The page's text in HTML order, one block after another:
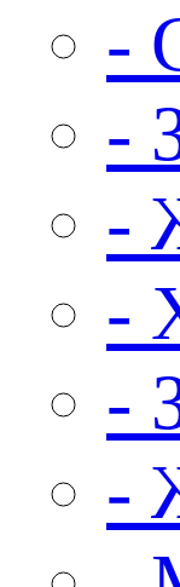
-
-
-
-
-
-